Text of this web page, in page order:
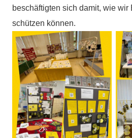
beschäftigten sich damit, wie wir
schützen können.